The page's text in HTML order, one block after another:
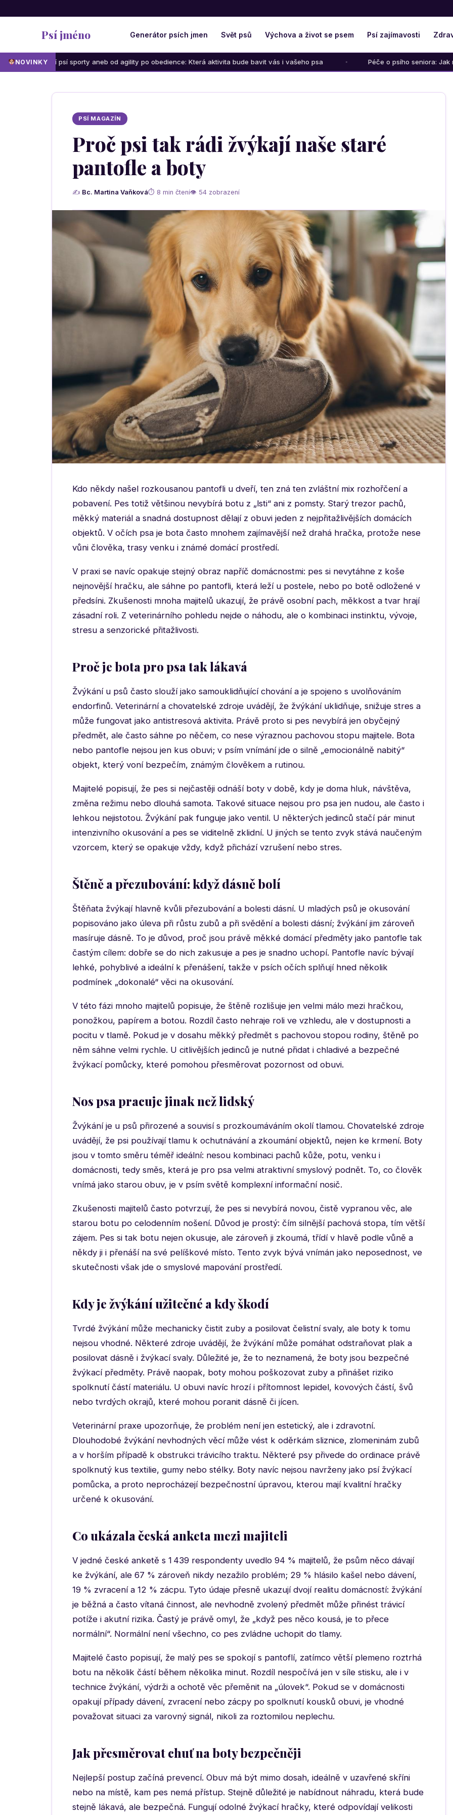
Psí jméno Generátor psích jmen Svět psů Výchova a život se psem Psí zajímavosti
NOVINKY
sporty aneb od agility po obedience: Která aktivita bude bavit vás i vašeho psa Péče o psího seniora: Jak mu ulevit od bolesti
PSÍ MAGAZÍN
Proč psi tak rádi žvýkají naše staré
pantofle a boty
✍ Bc. Martina Vaňková⏱ 8 min čtení👁 54 zobrazení
Kdo někdy našel rozkousanou pantofli u dveří, ten zná ten zvláštní mix rozhořčení a
pobavení. Pes totiž většinou nevybírá botu z „lsti“ ani z pomsty. Starý trezor pachů,
měkký materiál a snadná dostupnost dělají z obuvi jeden z nejpřitažlivějších domácích
objektů. V očích psa je bota často mnohem zajímavější než drahá hračka, protože nese
vůni člověka, trasy venku i známé domácí prostředí.
V praxi se navíc opakuje stejný obraz napříč domácnostmi: pes si nevytáhne z koše
nejnovější hračku, ale sáhne po pantofli, která leží u postele, nebo po botě odložené v
předsíni. Zkušenosti mnoha majitelů ukazují, že právě osobní pach, měkkost a tvar hrají
zásadní roli. Z veterinárního pohledu nejde o náhodu, ale o kombinaci instinktu, vývoje,
stresu a senzorické přitažlivosti.
Proč je bota pro psa tak lákavá
Žvýkání u psů často slouží jako samouklidňující chování a je spojeno s uvolňováním
endorfinů. Veterinární a chovatelské zdroje uvádějí, že žvýkání uklidňuje, snižuje stres a
může fungovat jako antistresová aktivita. Právě proto si pes nevybírá jen obyčejný
předmět, ale často sáhne po něčem, co nese výraznou pachovou stopu majitele. Bota
nebo pantofle nejsou jen kus obuvi; v psím vnímání jde o silně „emocionálně nabitý“
objekt, který voní bezpečím, známým člověkem a rutinou.
Majitelé popisují, že pes si nejčastěji odnáší boty v době, kdy je doma hluk, návštěva,
změna režimu nebo dlouhá samota. Takové situace nejsou pro psa jen nudou, ale často i
lehkou nejistotou. Žvýkání pak funguje jako ventil. U některých jedinců stačí pár minut
intenzivního okusování a pes se viditelně zklidní. U jiných se tento zvyk stává naučeným
vzorcem, který se opakuje vždy, když přichází vzrušení nebo stres.
Štěně a přezubování: když dásně bolí
Štěňata žvýkají hlavně kvůli přezubování a bolesti dásní. U mladých psů je okusování
popisováno jako úleva při růstu zubů a při svědění a bolesti dásní; žvýkání jim zároveň
masíruje dásně. To je důvod, proč jsou právě měkké domácí předměty jako pantofle tak
častým cílem: dobře se do nich zakusuje a pes je snadno uchopí. Pantofle navíc bývají
lehké, pohyblivé a ideální k přenášení, takže v psích očích splňují hned několik
podmínek „dokonalé“ věci na okusování.
V této fázi mnoho majitelů popisuje, že štěně rozlišuje jen velmi málo mezi hračkou,
ponožkou, papírem a botou. Rozdíl často nehraje roli ve vzhledu, ale v dostupnosti a
pocitu v tlamě. Pokud je v dosahu měkký předmět s pachovou stopou rodiny, štěně po
něm sáhne velmi rychle. U citlivějších jedinců je nutné přidat i chladivé a bezpečné
žvýkací pomůcky, které pomohou přesměrovat pozornost od obuvi.
Nos psa pracuje jinak než lidský
Žvýkání je u psů přirozené a souvisí s prozkoumáváním okolí tlamou. Chovatelské zdroje
uvádějí, že psi používají tlamu k ochutnávání a zkoumání objektů, nejen ke krmení. Boty
jsou v tomto směru téměř ideální: nesou kombinaci pachů kůže, potu, venku i
domácnosti, tedy směs, která je pro psa velmi atraktivní smyslový podnět. To, co člověk
vnímá jako starou obuv, je v psím světě komplexní informační nosič.
Zkušenosti majitelů často potvrzují, že pes si nevybírá novou, čistě vypranou věc, ale
starou botu po celodenním nošení. Důvod je prostý: čím silnější pachová stopa, tím větší
zájem. Pes si tak botu nejen okusuje, ale zároveň ji zkoumá, třídí v hlavě podle vůně a
někdy ji i přenáší na své pelíškové místo. Tento zvyk bývá vnímán jako neposednost, ve
skutečnosti však jde o smyslové mapování prostředí.
Kdy je žvýkání užitečné a kdy škodí
Tvrdé žvýkání může mechanicky čistit zuby a posilovat čelistní svaly, ale boty k tomu
nejsou vhodné. Některé zdroje uvádějí, že žvýkání může pomáhat odstraňovat plak a
posilovat dásně i žvýkací svaly. Důležité je, že to neznamená, že boty jsou bezpečné
žvýkací předměty. Právě naopak, boty mohou poškozovat zuby a přinášet riziko
spolknutí částí materiálu. U obuvi navíc hrozí i přítomnost lepidel, kovových částí, švů
nebo tvrdých okrajů, které mohou poranit dásně či jícen.
Veterinární praxe upozorňuje, že problém není jen estetický, ale i zdravotní.
Dlouhodobé žvýkání nevhodných věcí může vést k oděrkám sliznice, zlomeninám zubů
a v horším případě k obstrukci trávicího traktu. Některé psy přivede do ordinace právě
spolknutý kus textilie, gumy nebo stélky. Boty navíc nejsou navrženy jako psí žvýkací
pomůcka, a proto neprocházejí bezpečnostní úpravou, kterou mají kvalitní hračky
určené k okusování.
Co ukázala česká anketa mezi majiteli
V jedné české anketě s 1 439 respondenty uvedlo 94 % majitelů, že psům něco dávají
ke žvýkání, ale 67 % zároveň nikdy nezažilo problém; 29 % hlásilo kašel nebo dávení,
19 % zvracení a 12 % zácpu. Tyto údaje přesně ukazují dvojí realitu domácností: žvýkání
je běžná a často vítaná činnost, ale nevhodně zvolený předmět může přinést trávicí
potíže i akutní rizika. Častý je právě omyl, že „když pes něco kousá, je to přece
normální“. Normální není všechno, co pes zvládne uchopit do tlamy.
Majitelé často popisují, že malý pes se spokojí s pantoflí, zatímco větší plemeno roztrhá
botu na několik částí během několika minut. Rozdíl nespočívá jen v síle stisku, ale i v
technice žvýkání, výdrži a ochotě věc přeměnit na „úlovek“. Pokud se v domácnosti
opakují případy dávení, zvracení nebo zácpy po spolknutí kousků obuvi, je vhodné
považovat situaci za varovný signál, nikoli za roztomilou neplechu.
Jak přesměrovat chuť na boty bezpečněji
Nejlepší postup začíná prevencí. Obuv má být mimo dosah, ideálně v uzavřené skříni
nebo na místě, kam pes nemá přístup. Stejně důležité je nabídnout náhradu, která bude
stejně lákavá, ale bezpečná. Fungují odolné žvýkací hračky, které odpovídají velikosti